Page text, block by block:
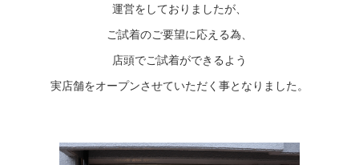
運営をしておりましたが、
ご試着のご要望に応える為、
店頭でご試着ができるよう
実店舗をオープンさせていただく事となりました。